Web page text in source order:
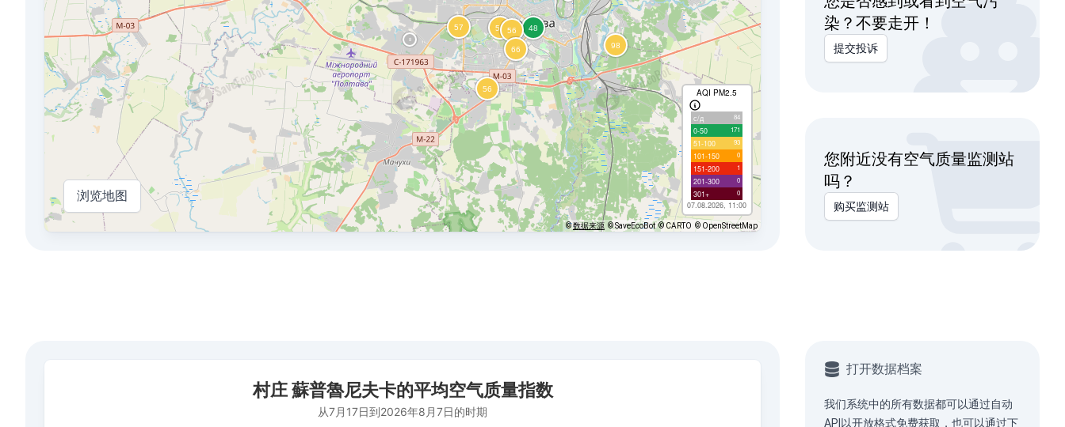
AQI PM2.5
с/д 84
0-50 171
51-100 93
101-150 0
151-200 1
201-300 0
301+ 0
07.08.2026, 11:00
浏览地图
©数据来源 © SaveEcoBot © CARTO © OpenStreetMap
染？不要走开！
提交投诉
您附近没有空气质量监测站
吗？
购买监测站
村庄 蘇普魯尼夫卡的平均空气质量指数
从7月17日到2026年8月7日的时期
打开数据档案
我们系统中的所有数据都可以通过自动
API 以开放格式免费获取，也可以通过下